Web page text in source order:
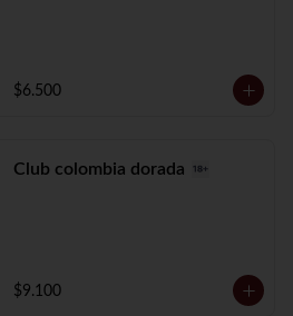
$6.500
Club colombia dorada
$9.100